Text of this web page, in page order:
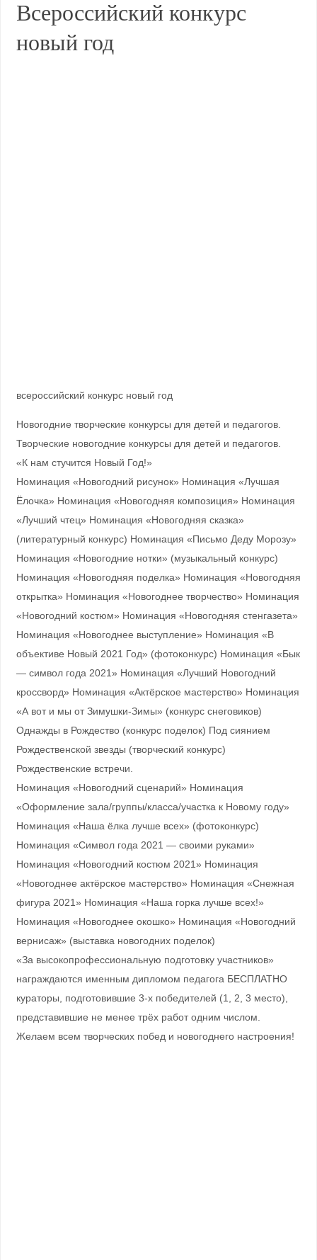
Всероссийский конкурс
новый год
всероссийский конкурс новый год
Новогодние творческие конкурсы для детей и педагогов.
Творческие новогодние конкурсы для детей и педагогов.
«К нам стучится Новый Год!»
Номинация «Новогодний рисунок» Номинация «Лучшая
Ёлочка» Номинация «Новогодняя композиция» Номинация
«Лучший чтец» Номинация «Новогодняя сказка»
(литературный конкурс) Номинация «Письмо Деду Морозу»
Номинация «Новогодние нотки» (музыкальный конкурс)
Номинация «Новогодняя поделка» Номинация «Новогодняя
открытка» Номинация «Новогоднее творчество» Номинация
«Новогодний костюм» Номинация «Новогодняя стенгазета»
Номинация «Новогоднее выступление» Номинация «В
объективе Новый 2021 Год» (фотоконкурс) Номинация «Бык
— символ года 2021» Номинация «Лучший Новогодний
кроссворд» Номинация «Актёрское мастерство» Номинация
«А вот и мы от Зимушки-Зимы» (конкурс снеговиков)
Однажды в Рождество (конкурс поделок) Под сиянием
Рождественской звезды (творческий конкурс)
Рождественские встречи.
Номинация «Новогодний сценарий» Номинация
«Оформление зала/группы/класса/участка к Новому году»
Номинация «Наша ёлка лучше всех» (фотоконкурс)
Номинация «Символ года 2021 — своими руками»
Номинация «Новогодний костюм 2021» Номинация
«Новогоднее актёрское мастерство» Номинация «Снежная
фигура 2021» Номинация «Наша горка лучше всех!»
Номинация «Новогоднее окошко» Номинация «Новогодний
вернисаж» (выставка новогодних поделок)
«За высокопрофессиональную подготовку участников»
награждаются именным дипломом педагога БЕСПЛАТНО
кураторы, подготовившие 3-х победителей (1, 2, 3 место),
представившие не менее трёх работ одним числом.
Желаем всем творческих побед и новогоднего настроения!